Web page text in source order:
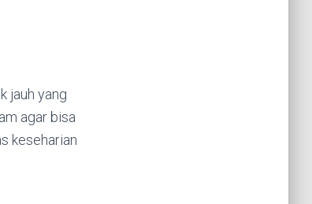
jauh yang
agar bisa
keseharian